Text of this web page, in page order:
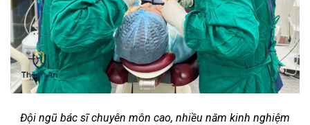
Đội ngũ bác sĩ chuyên môn cao, nhiều năm kinh nghiệm